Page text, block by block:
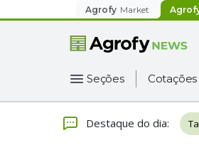
Agrofy Market
Seções
Destaque do dia: